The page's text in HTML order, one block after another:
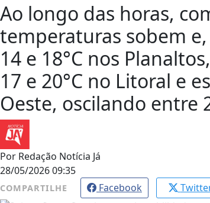
Ao longo das horas,
temperaturas sobem
14 e 18°C nos
17 e 20°C no Litoral e
Oeste, oscilando entre
Por Redação Notícia Já
28/05/2026 09:35
COMPARTILHE Facebook